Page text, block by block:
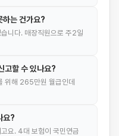
하는 건가요?
니다. 매장직원으로 주2일
고할 수 있나요?
위해 265만원 월급인데
요?
요. 4대 보험이 국민연금